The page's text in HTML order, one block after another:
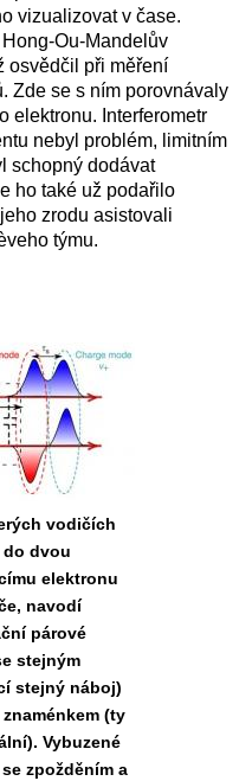
vizualizovat v čase.
Ou-Mandelův
osvědčil při měření
Zde se s ním porovnávaly
elektronu. Interferometr
nebyl problém, limitním
schopný dodávat
ho také už podařilo
zrodu asistovali
týmu.
vodičích
do dvou
elektronu
navodí
párové
stejným
stejný náboj)
(ty
Vybuzené
zpožděním a